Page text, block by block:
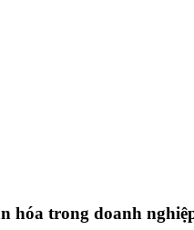
hóa trong doanh